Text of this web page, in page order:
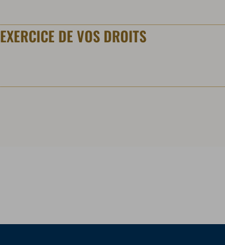
EXERCICE DE VOS DROITS